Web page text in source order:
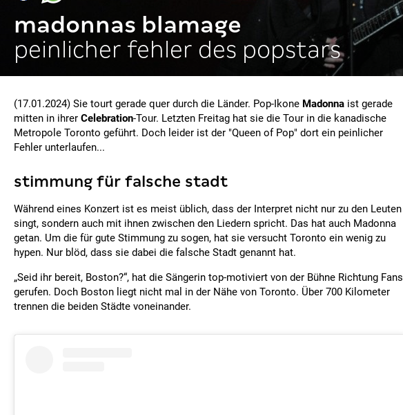
madonnas blamage
peinlicher fehler des popstars
(17.01.2024) Sie tourt gerade quer durch die Länder. Pop-Ikone Madonna ist gerade
mitten in ihrer Celebration-Tour. Letzten Freitag hat sie die Tour in die kanadische
Metropole Toronto geführt. Doch leider ist der "Queen of Pop" dort ein peinlicher
Fehler unterlaufen...
stimmung für falsche stadt
Während eines Konzert ist es meist üblich, dass der Interpret nicht nur zu den Leuten
singt, sondern auch mit ihnen zwischen den Liedern spricht. Das hat auch Madonna
getan. Um die für gute Stimmung zu sogen, hat sie versucht Toronto ein wenig zu
hypen. Nur blöd, dass sie dabei die falsche Stadt genannt hat.
„Seid ihr bereit, Boston?“, hat die Sängerin top-motiviert von der Bühne Richtung Fans
gerufen. Doch Boston liegt nicht mal in der Nähe von Toronto. Über 700 Kilometer
trennen die beiden Städte voneinander.